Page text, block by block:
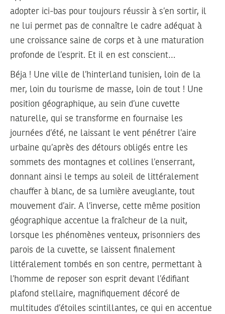
adopter ici-bas pour toujours réussir à s’en sortir, il
ne lui permet pas de connaître le cadre adéquat à
une croissance saine de corps et à une maturation
profonde de l’esprit. Et il en est conscient…
Béja ! Une ville de l’hinterland tunisien, loin de la
mer, loin du tourisme de masse, loin de tout ! Une
position géographique, au sein d’une cuvette
naturelle, qui se transforme en fournaise les
journées d’été, ne laissant le vent pénétrer l’aire
urbaine qu’après des détours obligés entre les
sommets des montagnes et collines l’enserrant,
donnant ainsi le temps au soleil de littéralement
chauffer à blanc, de sa lumière aveuglante, tout
mouvement d’air. A l’inverse, cette même position
géographique accentue la fraîcheur de la nuit,
lorsque les phénomènes venteux, prisonniers des
parois de la cuvette, se laissent finalement
littéralement tombés en son centre, permettant à
l’homme de reposer son esprit devant l’édifiant
plafond stellaire, magnifiquement décoré de
multitudes d’étoiles scintillantes, ce qui en accentue